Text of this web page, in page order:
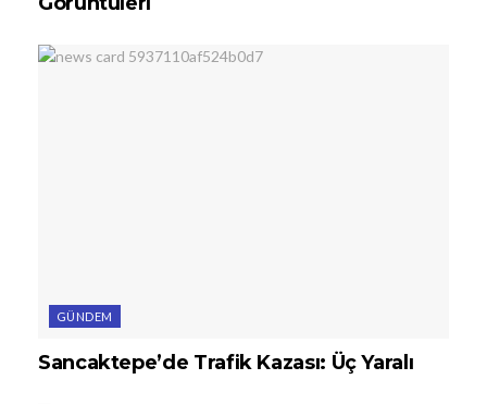
GÜNDEM
Sancaktepe’de Trafik Kazası: Üç Yaralı